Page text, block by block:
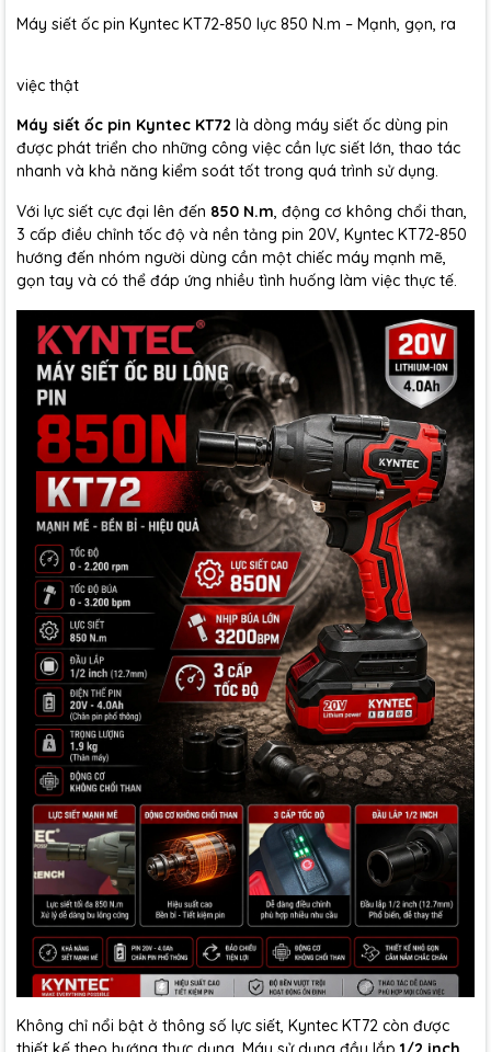
Máy siết ốc pin Kyntec KT72-850 lực 850 N.m – Mạnh, gọn, ra
việc thật
Máy siết ốc pin Kyntec KT72 là dòng máy siết ốc dùng pin
được phát triển cho những công việc cần lực siết lớn, thao tác
nhanh và khả năng kiểm soát tốt trong quá trình sử dụng.
Với lực siết cực đại lên đến 850 N.m, động cơ không chổi than,
3 cấp điều chỉnh tốc độ và nền tảng pin 20V, Kyntec KT72-850
hướng đến nhóm người dùng cần một chiếc máy mạnh mẽ,
gọn tay và có thể đáp ứng nhiều tình huống làm việc thực tế.
Không chỉ nổi bật ở thông số lực siết, Kyntec KT72 còn được